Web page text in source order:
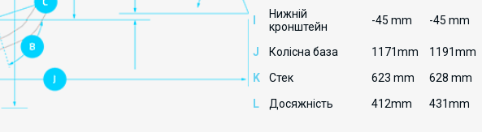
Нижній
кронштейн
-45 mm -45 mm
J Колісна база 1171mm 1191mm
K
Стек 623 mm 628 mm
L
Досяжність 412mm 431mm